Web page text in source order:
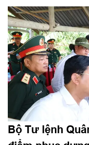
tướng Đặng Văn Lẫm,
lệnh Quân khu dự và chỉ
Võ Tấn Đức, Phó Bí thư
trưởng các cơ quan
Đồng Nai.
Bộ Tư lệnh